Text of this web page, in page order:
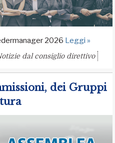
2026 Leggi »
dal consiglio direttivo
dei Gruppi